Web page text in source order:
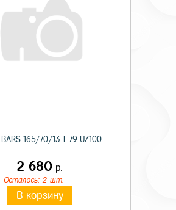
165/70/13 T 79 UZ100
2 680р.
Осталось: 2 шт.
В корзину